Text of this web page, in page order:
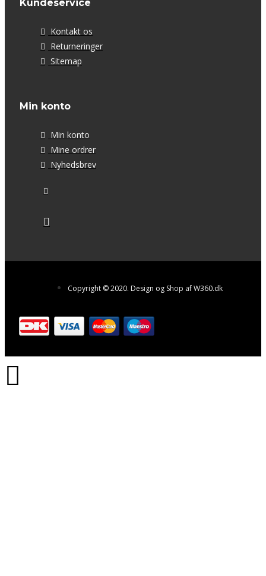
Kundeservice
Kontakt os
Returneringer
Sitemap
Min konto
Min konto
Mine ordrer
Nyhedsbrev
Copyright © 2020. Design og Shop af W360.dk